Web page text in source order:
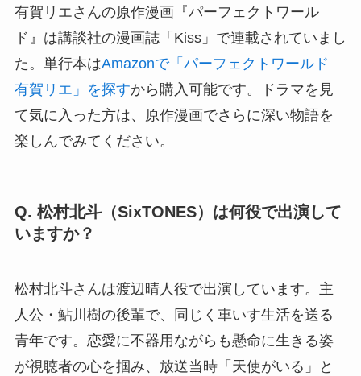
有賀リエさんの原作漫画『パーフェクトワール
ド』は講談社の漫画誌「Kiss」で連載されていまし
た。単行本はAmazonで「パーフェクトワールド
有賀リエ」を探すから購入可能です。ドラマを見
て気に入った方は、原作漫画でさらに深い物語を
楽しんでみてください。
Q. 松村北斗（SixTONES）は何役で出演して
いますか？
松村北斗さんは渡辺晴人役で出演しています。主
人公・鮎川樹の後輩で、同じく車いす生活を送る
青年です。恋愛に不器用ながらも懸命に生きる姿
が視聴者の心を掴み、放送当時「天使がいる」と